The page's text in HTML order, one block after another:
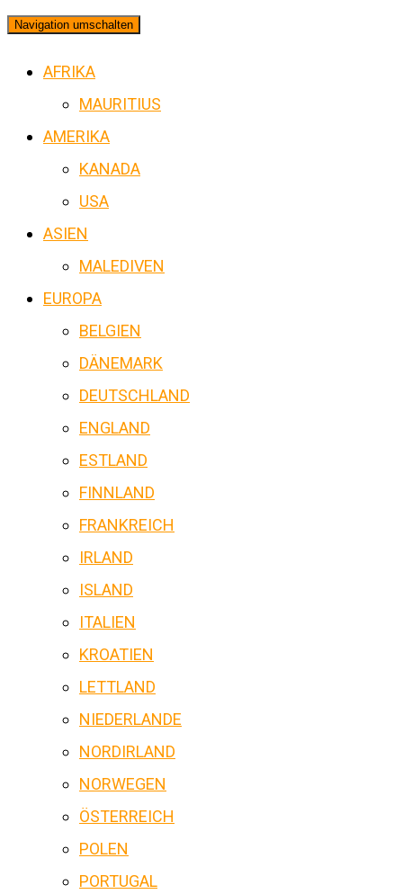
Navigation umschalten
AFRIKA
MAURITIUS
AMERIKA
KANADA
USA
ASIEN
MALEDIVEN
EUROPA
BELGIEN
DÄNEMARK
DEUTSCHLAND
ENGLAND
ESTLAND
FINNLAND
FRANKREICH
IRLAND
ISLAND
ITALIEN
KROATIEN
LETTLAND
NIEDERLANDE
NORDIRLAND
NORWEGEN
ÖSTERREICH
POLEN
PORTUGAL